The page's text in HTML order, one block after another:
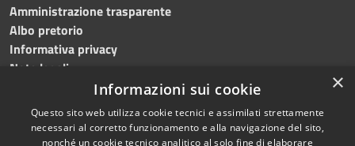
Amministrazione trasparente
Albo pretorio
Informativa privacy
Note legali
Dichiarazione di accessibilità
×
Informazioni sui cookie
Questo sito web utilizza cookie tecnici e assimilati strettamente
necessari al corretto funzionamento e alla navigazione del sito,
nonché un cookie tecnico analitico al solo fine di elaborare